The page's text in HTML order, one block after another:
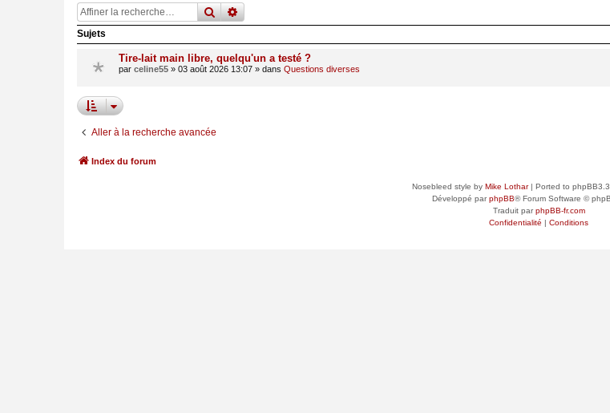
rechercher
recherche
Sujets
Tire-lait main libre, quelqu'un a testé ?
par celine55 » 03 août 2026 13:07 » dans Questions diverses
Aller à la recherche avancée
Index du forum
Nosebleed style by Mike Lothar| Ported to
Développé parphpBB® Forum Software ©
Traduit parphpBB-fr.com
Confidentialité | Conditions